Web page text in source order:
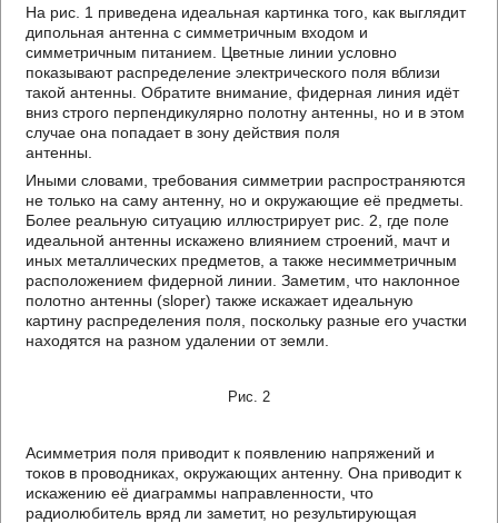
На рис. 1 приведена идеальная картинка того, как выглядит
дипольная антенна с симметричным входом и
симметричным питанием. Цветные линии условно
показывают распределение электрического поля вблизи
такой антенны. Обратите внимание, фидерная линия идёт
вниз строго перпендикулярно полотну антенны, но и в этом
случае она попадает в зону действия поля
антенны.
Иными словами, требования симметрии распространяются
не только на саму антенну, но и окружающие её предметы.
Более реальную ситуацию иллюстрирует рис. 2, где поле
идеальной антенны искажено влиянием строений, мачт и
иных металлических предметов, а также несимметричным
расположением фидерной линии. Заметим, что наклонное
полотно антенны (sloper) также искажает идеальную
картину распределения поля, поскольку разные его участки
находятся на разном удалении от земли.
Рис. 2
Асимметрия поля приводит к появлению напряжений и
токов в проводниках, окружающих антенну. Она приводит к
искажению её диаграммы направленности, что
радиолюбитель вряд ли заметит, но результирующая